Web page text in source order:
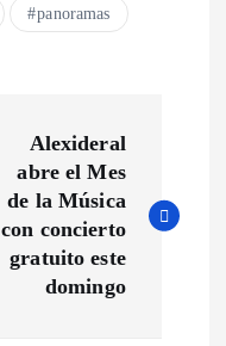
panoramas
Alexideral
abre el Mes
de la Música
con concierto
gratuito este
domingo